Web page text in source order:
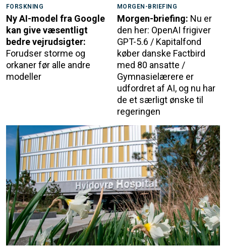
FORSKNING
Ny AI-model fra Google
kan give væsentligt
bedre vejrudsigter:
Forudser storme og
orkaner før alle andre
modeller
MORGEN-BRIEFING
Morgen-briefing: Nu er
den her: OpenAI frigiver
GPT-5.6 / Kapitalfond
køber danske Factbird
med 80 ansatte /
Gymnasielærere er
udfordret af AI, og nu har
de et særligt ønske til
regeringen